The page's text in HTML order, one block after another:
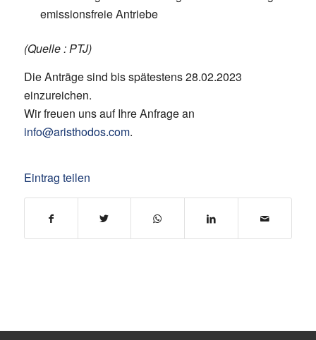
emissionsfreie Antriebe
(Quelle : PTJ)
Die Anträge sind bis spätestens 28.02.2023
einzureichen.
Wir freuen uns auf Ihre Anfrage an
info@aristhodos.com.
Eintrag teilen